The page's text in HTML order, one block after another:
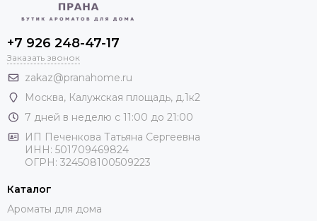
+7 926 248-47-17
Заказать звонок
zakaz@pranahome.ru
Москва, Калужская площадь, д.1к2
7 дней в неделю с 11:00 до 21:00
ИП Печенкова Татьяна Сергеевна
ИНН: 501709469824
ОГРН: 324508100509223
Каталог
Ароматы для дома